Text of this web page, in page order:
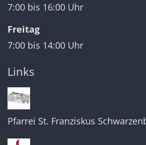
7:00 bis 16:00 Uhr
Freitag
7:00 bis 14:00 Uhr
Links
Pfarrei St. Franziskus